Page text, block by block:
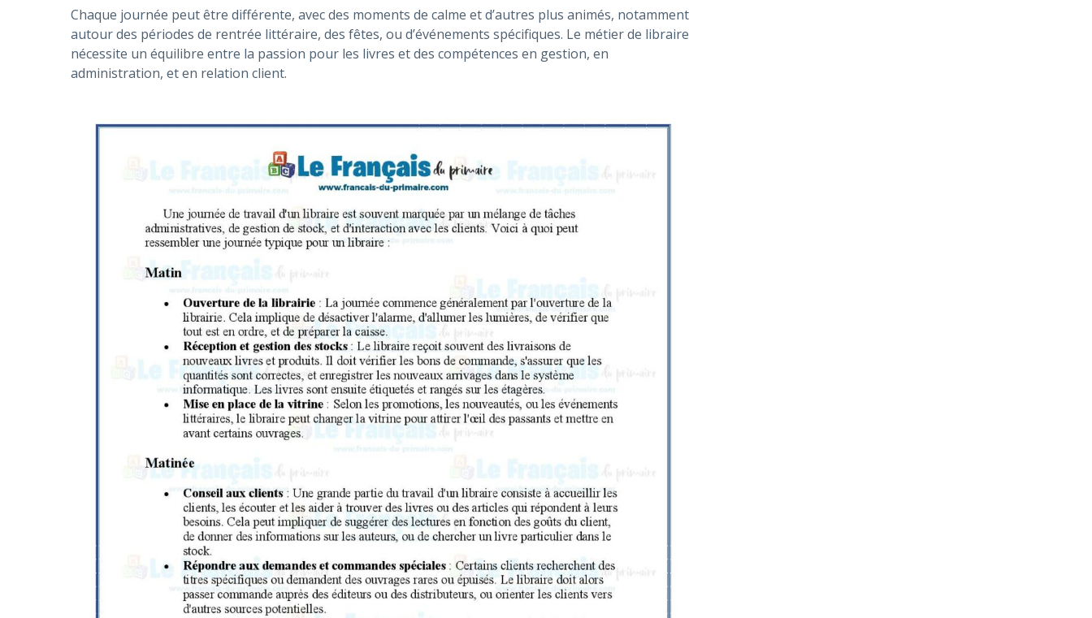
Chaque journée peut être différente, avec des moments de calme et d’autres plus animés, notamment
autour des périodes de rentrée littéraire, des fêtes, ou d’événements spécifiques. Le métier de libraire
nécessite un équilibre entre la passion pour les livres et des compétences en gestion, en
administration, et en relation client.